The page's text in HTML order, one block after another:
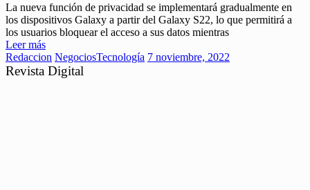
La nueva función de privacidad se implementará gradualmente en
los dispositivos Galaxy a partir del Galaxy S22, lo que permitirá a
los usuarios bloquear el acceso a sus datos mientras
Leer más
Redaccion NegociosTecnología 7 noviembre, 2022
Revista Digital